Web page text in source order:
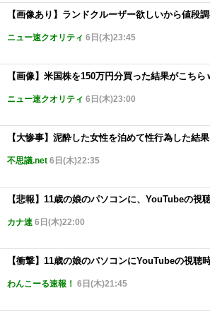
【画像あり】ランドクルーザー欲しいから値
ニュー速クオリティ 6日(木)23:45
【画像】米国株を150万円分買った結果がこちら
ニュー速クオリティ 6日(木)23:00
【大惨事】泥酔した女性を泊めて性行為した結
不思議.net 6日(木)22:35
【悲報】11歳の娘のパソコンに、YouTubeの視
カナ速 6日(木)22:00
【衝撃】11歳の娘のパソコンにYouTubeの視聴
わんこーる速報！ 6日(木)21:45